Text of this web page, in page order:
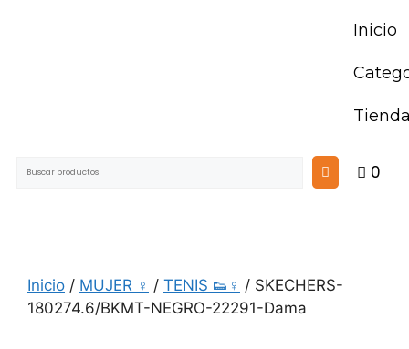
Inicio
0
Inicio / MUJER ♀ / TENIS 👟♀ / SKECHERS-
180274.6/BKMT-NEGRO-22291-Dama